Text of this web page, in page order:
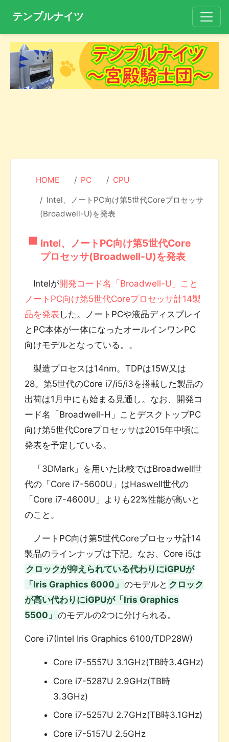
テンプルナイツ
HOME PC CPU
Intel、ノートPC向け第5世代Coreプロセッサ
(Broadwell-U)を発表
Intel、ノートPC向け第5世代Core
プロセッサ(Broadwell-U)を発表
Intelが開発コード名「Broadwell-U」こと
ノートPC向け第5世代Coreプロセッサ計14製
品を発表 した。ノートPCや液晶ディスプレイ
とPC本体が一体になったオールインワンPC
向けモデルとなっている。。
製造プロセスは14nm。TDPは15W又は
28。第5世代のCore i7/i5/i3を搭載した製品の
出荷は1月中にも始まる見通し。なお、開発コ
ード名「Broadwell-H」ことデスクトップPC
向け第5世代Coreプロセッサは2015年中頃に
発表を予定している。
「3DMark」を用いた比較ではBroadwell世
代の「Core i7-5600U」はHaswell世代の
「Core i7-4600U」よりも22%性能が高いと
のこと。
ノートPC向け第5世代Coreプロセッサ計14
製品のラインナップは下記。なお、Core i5は
クロックが抑えられている代わりにiGPUが
「Iris Graphics 6000」 のモデルと クロック
が高い代わりにiGPUが「Iris Graphics
5500」 のモデルの2つに分けられる。
Core i7(Intel Iris Graphics 6100/TDP28W)
Core i7-5557U 3.1GHz(TB時3.4GHz)
Core i7-5287U 2.9GHz(TB時
3.3GHz)
Core i7-5257U 2.7GHz(TB時3.1GHz)
Core i7-5157U 2.5GHz